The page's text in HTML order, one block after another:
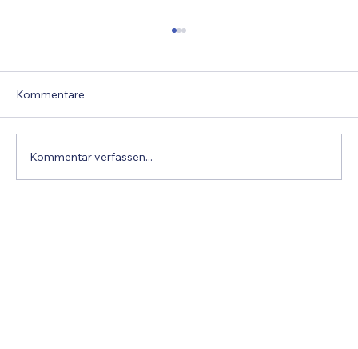
Kommentare
Kommentar verfassen...